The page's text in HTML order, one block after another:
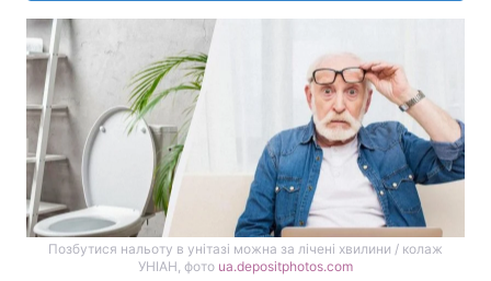
Позбутися нальоту в унітазі можна за лічені хвилини / колаж
УНІАН, фото ua.depositphotos.com